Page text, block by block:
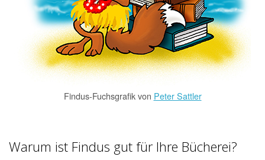
Findus-Fuchsgrafik von Peter Sattler
Warum ist Findus gut für Ihre Bücherei?